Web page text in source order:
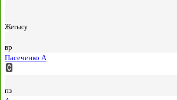
Жетысу
вр
Пасеченко А
пз